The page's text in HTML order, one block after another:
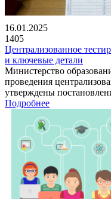
16.01.2025
1405
Централизованное
и ключевые детали
Министерство
проведения
утверждены
Подробнее